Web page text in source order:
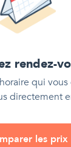
rendez-
qui
directement
les prix